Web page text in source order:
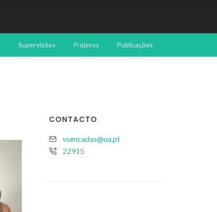
Supervisões Projetos Publicações
CONTACTO
vsencadas@ua.pt
22915